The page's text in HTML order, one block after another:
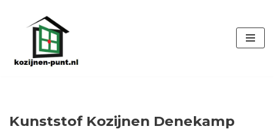
de
Kunststof Kozijnen Denekamp